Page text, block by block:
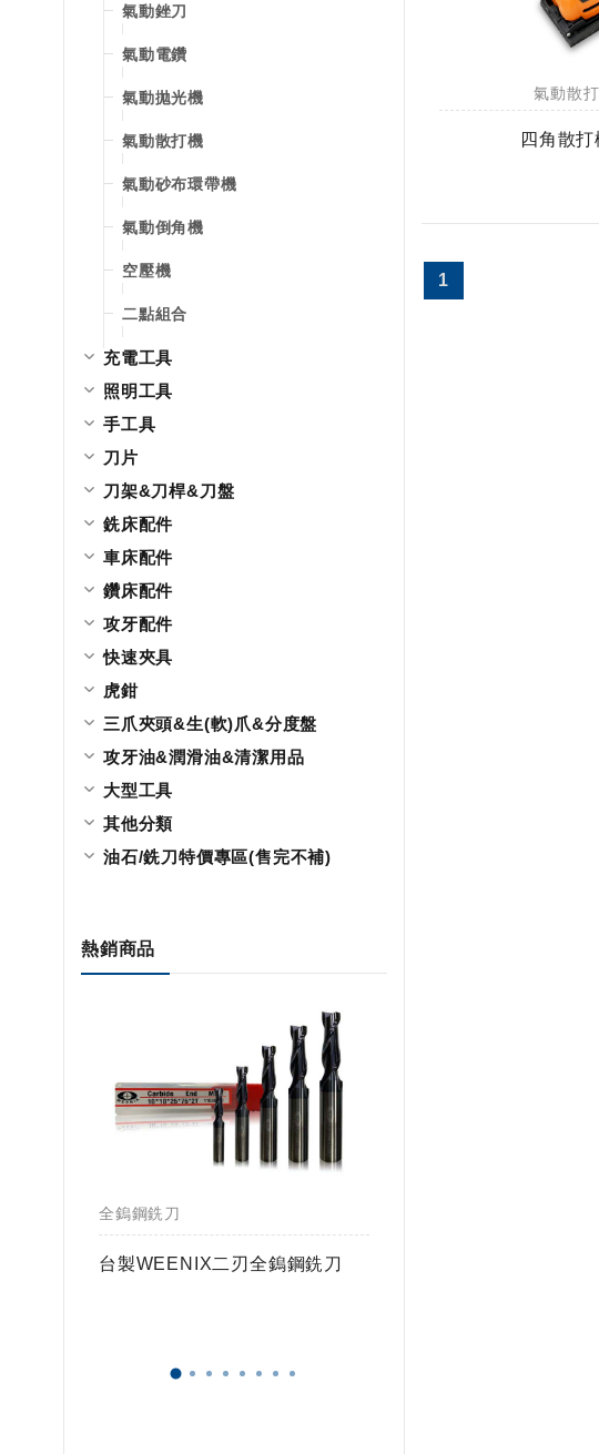
氣動銼刀
氣動電鑽
氣動拋光機
氣動散打機
氣動砂布環帶機
氣動倒角機
空壓機
二點組合
充電工具
照明工具
手工具
刀片
刀架&刀桿&刀盤
銑床配件
車床配件
鑽床配件
攻牙配件
快速夾具
虎鉗
三爪夾頭&生(軟)爪&分度盤
攻牙油&潤滑油&清潔用品
大型工具
其他分類
油石/銑刀特價專區(售完不補)
熱銷商品
全鎢鋼銑刀
台製WEENIX二刃全鎢鋼銑刀
氣動散
四角散
1